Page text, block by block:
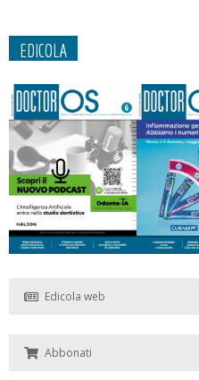
EDICOLA
Edicola web
Abbonati